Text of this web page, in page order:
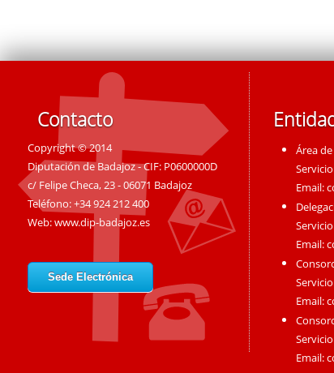
Contacto
Copyright © 2014
Diputación de Badajoz - CIF: P0600000D
c/ Felipe Checa, 23 - 06071 Badajoz
Teléfono: +34 924 212 400
Web:www.dip-badajoz.es
Sede Electrónica
Área
Email:
Email:
Email:
Email: